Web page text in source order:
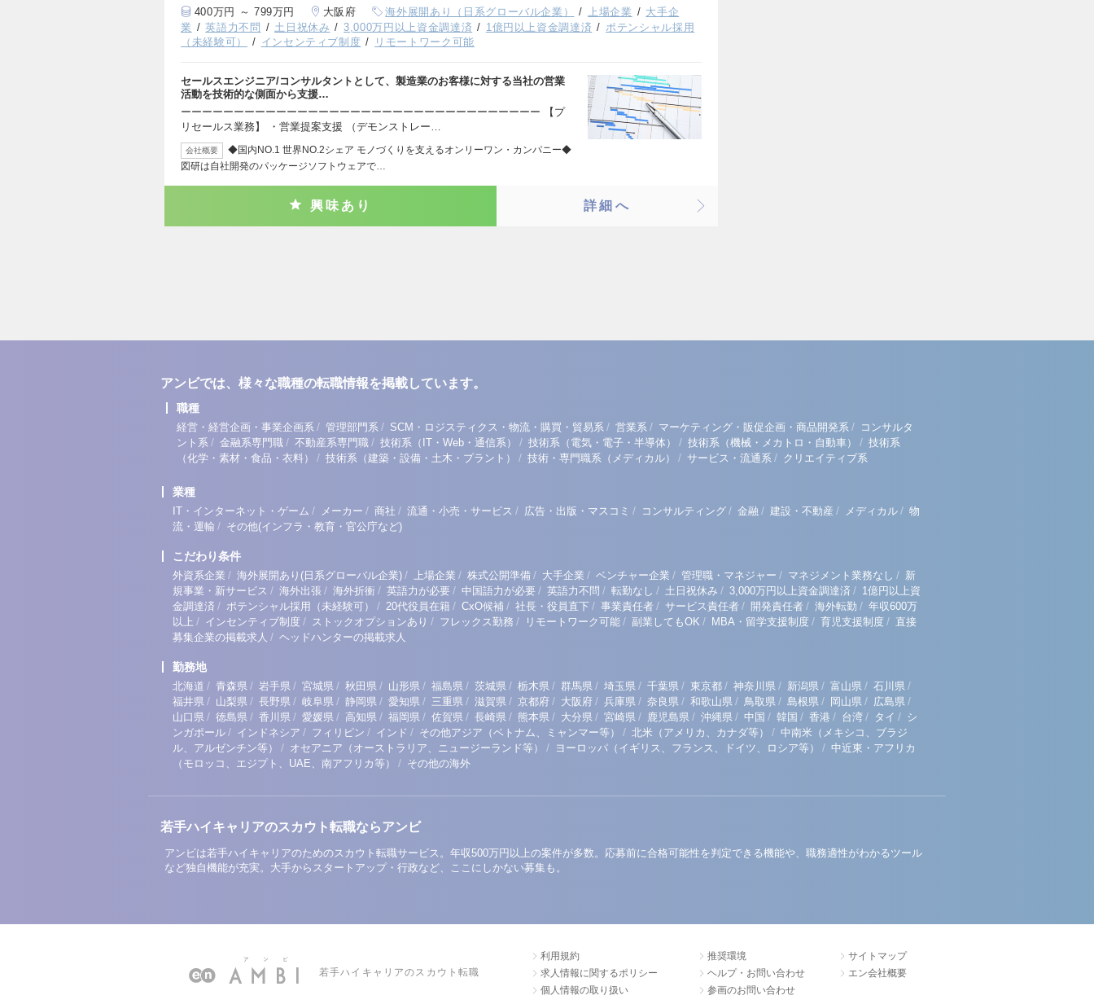
400万円 ～ 799万円 大阪府 海外展開あり（日系グローバル企業） 上場企業
大手企
業
英語力不問 土日祝休み 3,000万円以上資金調達済 1億円以上資金調達済
ポテンシャル採用
（未経験可）
インセンティブ制度 リモートワーク可能
セールスエンジニア/コンサルタントとして、製造業のお客様に対する当社の営業
活動を技術的な側面から支援…
ーーーーーーーーーーーーーーーーーーーーーーーーーーーーーーーーーー 【プ
リセールス業務】 ・営業提案支援 （デモンストレー…
会社概要
◆国内NO.1 世界NO.2シェア モノづくりを支えるオンリーワン・カンパニー◆
図研は自社開発のパッケージソフトウェアで…
興味あり 詳細へ
アンビでは、様々な職種の転職情報を掲載しています。
職種
経営・経営企画・事業企画系 / 管理部門系 / SCM・ロジスティクス・物流・購買・貿易系 / 営業系 / マーケティング・販促企画・商品開発系 / コンサルタ
ント系 / 金融系専門職 / 不動産系専門職 / 技術系（IT・Web・通信系） / 技術系（電気・電子・半導体） / 技術系（機械・メカトロ・自動車） / 技術系
（化学・素材・食品・衣料）
/ 技術系（建築・設備・土木・プラント） / 技術・専門職系（メディカル） / サービス・流通系 / クリエイティブ系
業種
IT・インターネット・ゲーム / メーカー / 商社 / 流通・小売・サービス / 広告・出版・マスコミ / コンサルティング / 金融 / 建設・不動産 / メディカル / 物
流・運輸 / その他(インフラ・教育・官公庁など)
こだわり条件
外資系企業 / 海外展開あり(日系グローバル企業) / 上場企業 / 株式公開準備 / 大手企業 / ベンチャー企業 / 管理職・マネジャー / マネジメント業務なし / 新
規事業・新サービス / 海外出張 / 海外折衝 / 英語力が必要 / 中国語力が必要 / 英語力不問 / 転勤なし / 土日祝休み / 3,000万円以上資金調達済 / 1億円以上資
金調達済 / ポテンシャル採用（未経験可） / 20代役員在籍 / CxO候補 / 社長・役員直下 / 事業責任者 / サービス責任者 / 開発責任者 / 海外転勤 / 年収600万
以上 / インセンティブ制度 / ストックオプションあり / フレックス勤務 / リモートワーク可能 / 副業してもOK / MBA・留学支援制度 / 育児支援制度 / 直接
募集企業の掲載求人 / ヘッドハンターの掲載求人
勤務地
北海道 / 青森県 / 岩手県 / 宮城県 / 秋田県 / 山形県 / 福島県 / 茨城県 / 栃木県 / 群馬県 / 埼玉県 / 千葉県 / 東京都 / 神奈川県 / 新潟県 / 富山県 / 石川県 /
福井県 / 山梨県 / 長野県 / 岐阜県 / 静岡県 / 愛知県 / 三重県 / 滋賀県 / 京都府 / 大阪府 / 兵庫県 / 奈良県 / 和歌山県 / 鳥取県 / 島根県 / 岡山県 / 広島県 /
山口県 / 徳島県 / 香川県 / 愛媛県 / 高知県 / 福岡県 / 佐賀県 / 長崎県 / 熊本県 / 大分県 / 宮崎県 / 鹿児島県 / 沖縄県 / 中国 / 韓国 / 香港 / 台湾 / タイ / シ
ンガポール / インドネシア / フィリピン / インド / その他アジア（ベトナム、ミャンマー等） / 北米（アメリカ、カナダ等） / 中南米（メキシコ、ブラジ
ル、アルゼンチン等）
/ オセアニア（オーストラリア、ニュージーランド等） / ヨーロッパ（イギリス、フランス、ドイツ、ロシア等） / 中近東・アフリカ
（モロッコ、エジプト、UAE、南アフリカ等）
/ その他の海外
若手ハイキャリアのスカウト転職ならアンビ
アンビは若手ハイキャリアのためのスカウト転職サービス。年収500万円以上の案件が多数。応募前に合格可能性を判定できる機能や、職務適性がわかるツール
など独自機能が充実。大手からスタートアップ・行政など、ここにしかない募集も。
若手ハイキャリアのスカウト転職
利用規約
求人情報に関するポリシー
個人情報の取り扱い
推奨環境
ヘルプ・お問い合わせ
参画のお問い合わせ
サイトマップ
エン会社概要